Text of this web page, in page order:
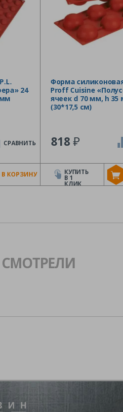
24
В КОРЗИНУ
СРАВНИТЬ
Форма
Proff Cuisine
ячеек d 70 мм, h 35
(30*17,5 см)
818₽
КУПИТЬ
В 1
КЛИК